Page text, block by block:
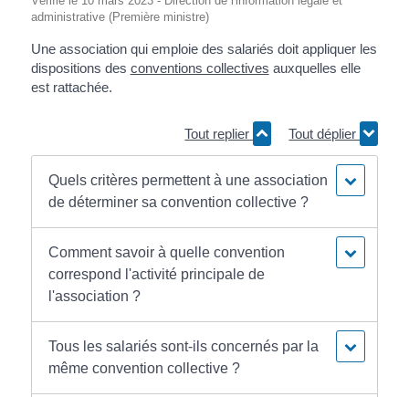
administrative (Première ministre)
Une association qui emploie des salariés doit appliquer les
dispositions des conventions collectives auxquelles elle
est rattachée.
Tout replier Tout déplier
Quels critères permettent à une association
de déterminer sa convention collective ?
Comment savoir à quelle convention
correspond l'activité principale de
l'association ?
Tous les salariés sont-ils concernés par la
même convention collective ?